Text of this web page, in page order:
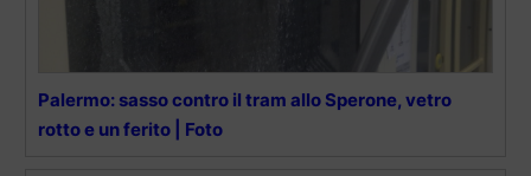
Palermo: sasso contro il tram allo Sperone, vetro
rotto e un ferito | Foto